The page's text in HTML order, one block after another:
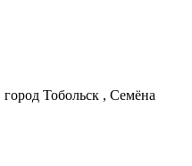
город Тобольск , Семёна